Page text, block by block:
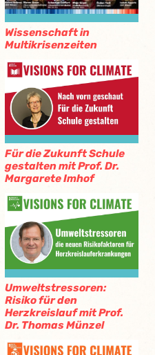
Wissenschaft in
Multikrisenzeiten
Für die Zukunft Schule
gestalten mit Prof. Dr.
Margarete Imhof
Umweltstressoren:
Risiko für den
Herzkreislauf mit Prof.
Dr. Thomas Münzel